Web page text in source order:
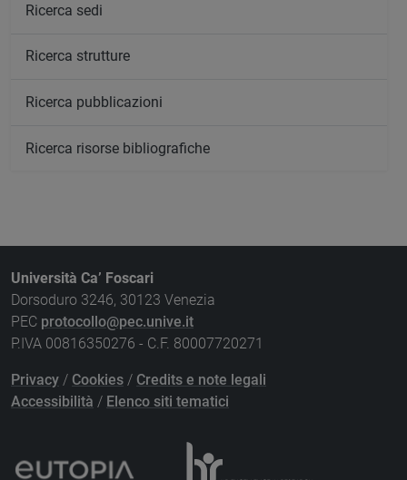
Ricerca sedi
Ricerca strutture
Ricerca pubblicazioni
Ricerca risorse bibliografiche
Università Ca’ Foscari
Dorsoduro 3246, 30123 Venezia
PEC protocollo@pec.unive.it
P.IVA 00816350276 - C.F. 80007720271
Privacy / Cookies / Credits e note legali
Accessibilità / Elenco siti tematici